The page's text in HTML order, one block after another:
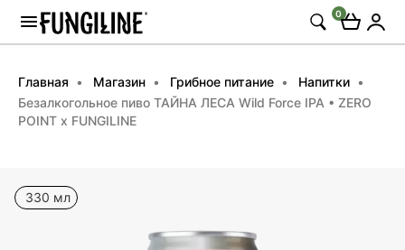
0
Главная Магазин Грибное питание
Напитки
Безалкогольное пиво ТАЙНА ЛЕСА Wild Force IPA • ZERO
POINT x FUNGILINE
330 мл